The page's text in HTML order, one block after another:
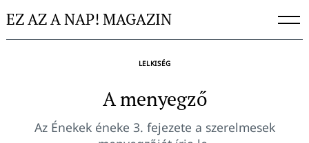
toEZ AZ A NAP! MAGAZIN
LELKISÉG
A menyegző
Az Énekek éneke 3. fejezete a szerelmesek